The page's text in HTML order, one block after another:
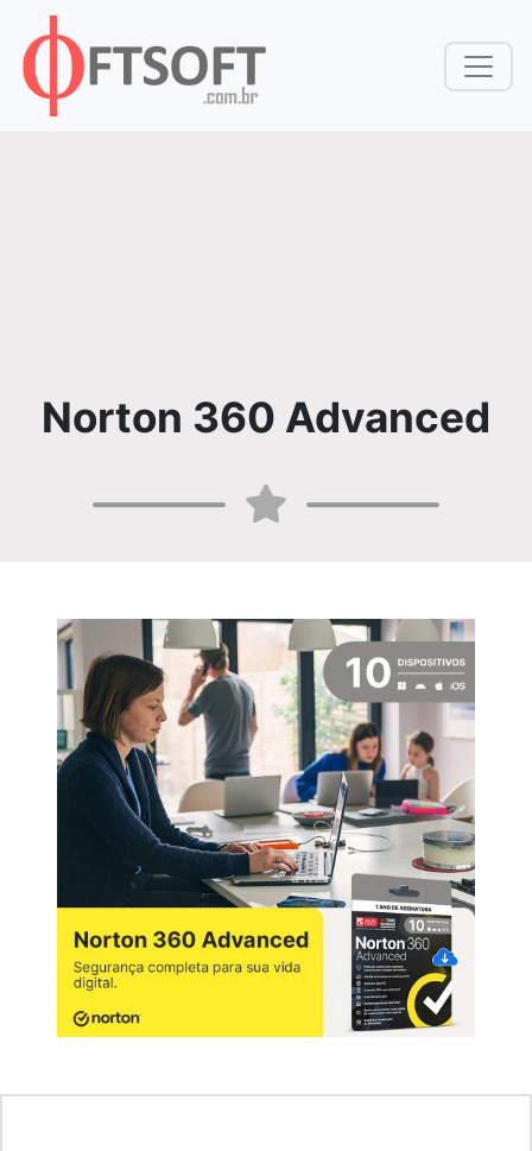
Norton 360 Advanced